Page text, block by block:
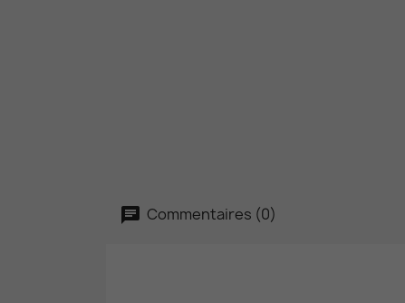
Commentaires (0)